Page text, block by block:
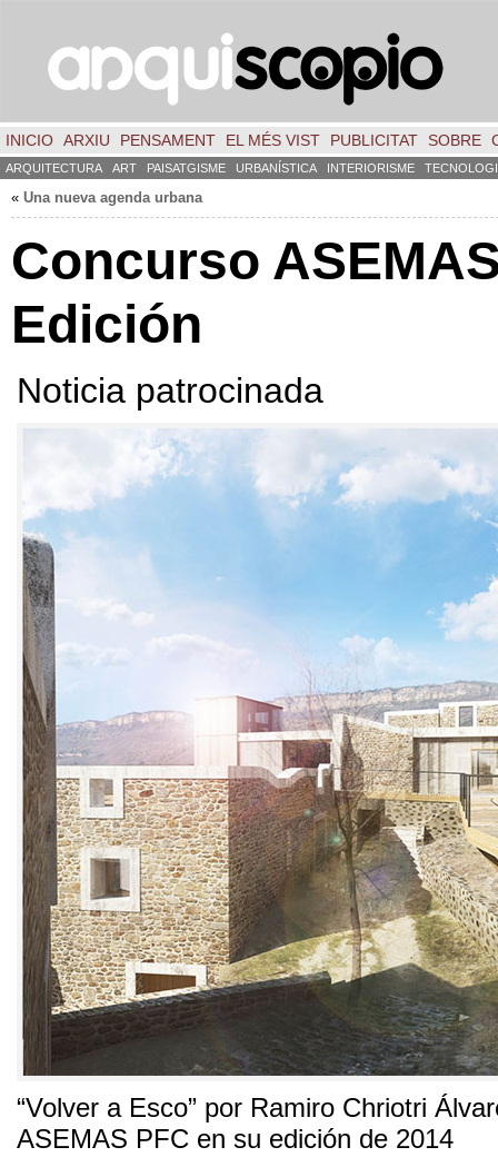
INICIO ARXIU PENSAMENT EL MÉS VIST PUBLICITAT SOBRE
ARQUITECTURA ART PAISATGISME URBANÍSTICA INTERIORISME
« Una nueva agenda urbana
Concurso
Edición
Noticia patrocinada
“Volver a Esco” por Ramiro Chriotri
ASEMAS PFC en su edición de 2014